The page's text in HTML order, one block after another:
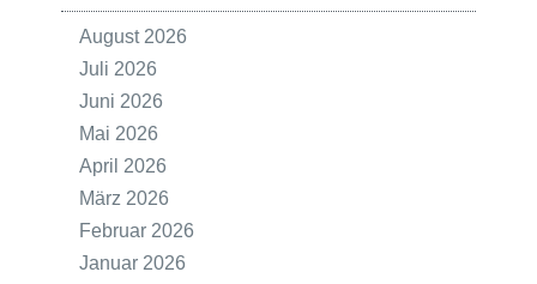
August 2026
Juli 2026
Juni 2026
Mai 2026
April 2026
März 2026
Februar 2026
Januar 2026